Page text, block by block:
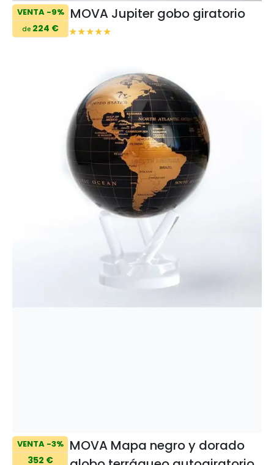
VENTA -9%
de 224 €
MOVA Jupiter gobo giratorio
VENTA -3%
352 €
MOVA Mapa negro y dorado